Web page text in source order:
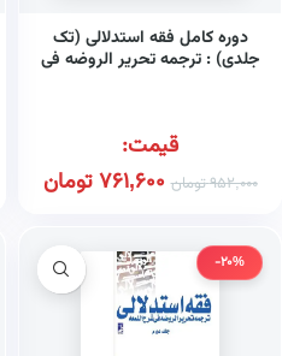
دوره کامل فقه استدلالی (تک
جلدی) : ترجمه تحریر الروضه فی
قیمت:
952,000تومان 761,600تومان
-20%